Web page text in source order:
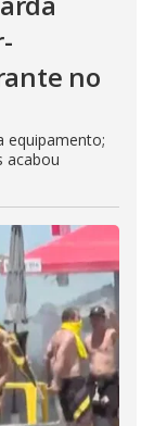
no
equipamento;
acabou